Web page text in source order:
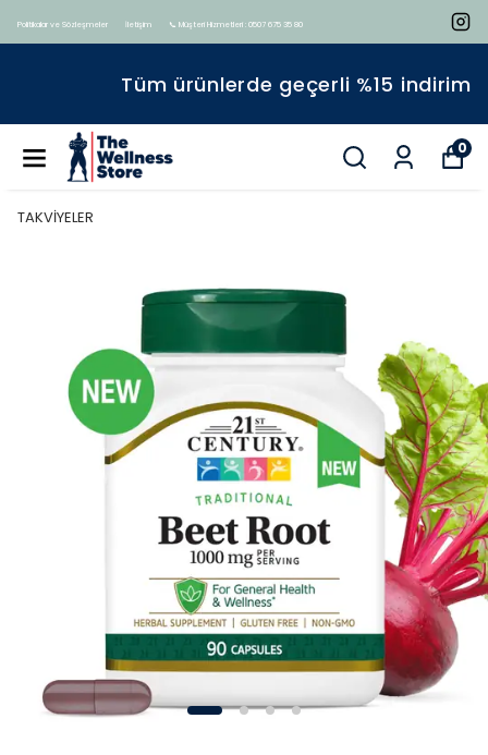
Politikalar ve Sözleşmeler İletişim 📞 Müşteri Hizmetleri : 0507 675 35 80
Tüm ürünlerde geçerli %15 indirim
0
TAKVİYELER